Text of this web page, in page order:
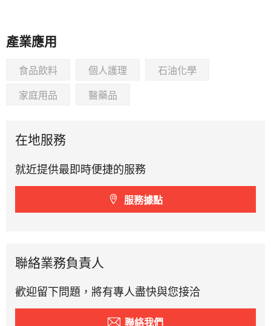
產業應用
食品飲料 個人護理 石油化學
家庭用品 醫藥品
在地服務
就近提供最即時便捷的服務
服務據點
聯絡業務負責人
歡迎留下問題，將有專人盡快與您接洽
聯絡我們